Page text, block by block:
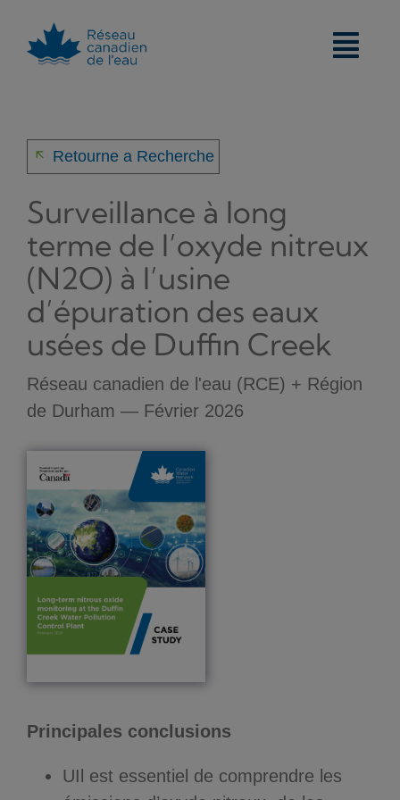
content
arrow_back Retourne a Recherche
Surveillance à long
terme de l’oxyde nitreux
(N2O) à l’usine
d’épuration des eaux
usées de Duffin Creek
Réseau canadien de l'eau (RCE) + Région
de Durham — Février 2026
Principales conclusions
UIl est essentiel de comprendre les